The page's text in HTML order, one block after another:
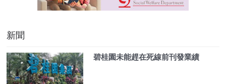
新聞
碧桂園未能趕在死線前刊發業績